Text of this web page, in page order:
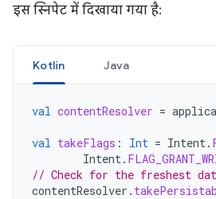
इस स्निपेट में दिखाया गया है:
Kotlin Java
val contentResolver =
val takeFlags : Int = Intent.
Intent.
// Check for the freshest
contentResolver .